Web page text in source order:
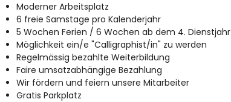
Moderner Arbeitsplatz
6 freie Samstage pro Kalenderjahr
5 Wochen Ferien / 6 Wochen ab dem 4. Dienstjahr
Möglichkeit ein/e "Calligraphist/in" zu werden
Regelmässig bezahlte Weiterbildung
Faire umsatzabhängige Bezahlung
Wir fördern und feiern unsere Mitarbeiter
Gratis Parkplatz